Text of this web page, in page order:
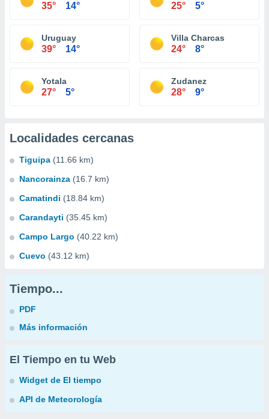
35° 14° 25° 5°
Uruguay
39° 14°
Villa Charcas
24° 8°
Yotala
27° 5°
Zudanez
28° 9°
Localidades cercanas
Tiguipa (11.66 km)
Nancorainza (16.7 km)
Camatindi (18.84 km)
Carandayti (35.45 km)
Campo Largo (40.22 km)
Cuevo (43.12 km)
Tiempo...
PDF
Más información
El Tiempo en tu Web
Widget de El tiempo
API de Meteorología